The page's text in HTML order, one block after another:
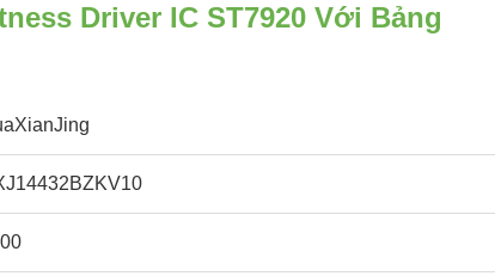
Driver IC ST7920 Với Bảng